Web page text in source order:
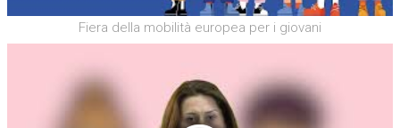
Fiera della mobilità europea per i giovani